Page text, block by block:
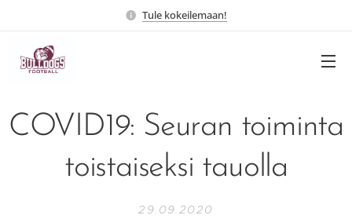
Tule kokeilemaan!
COVID19: Seuran toiminta
toistaiseksi tauolla
29.09.2020